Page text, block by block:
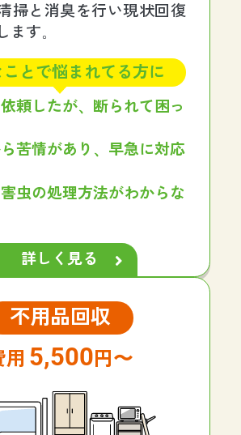
掃と消臭を行い現状回復
ます。
ことで悩まれてる方に
頼したが、断られて困っ
苦情があり、早急に対応
虫の処理方法がわからな
詳しく見る
不用品回収
5,500 円〜